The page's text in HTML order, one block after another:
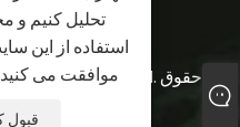
تحلیل کنیم و
استفاده از این
موافقت می
قبول